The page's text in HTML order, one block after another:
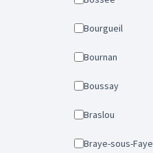
Bourgueil
Bournan
Boussay
Braslou
Braye-sous-Faye